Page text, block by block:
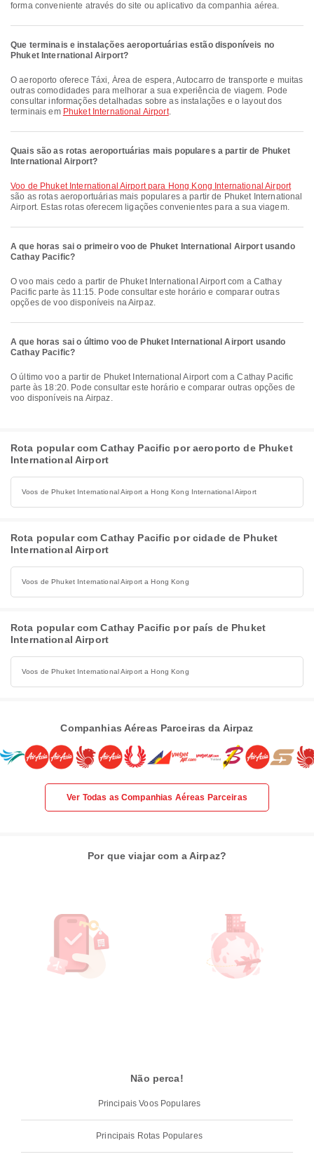
forma conveniente através do site ou aplicativo da companhia aérea.
Que terminais e instalações aeroportuárias estão disponíveis no
Phuket International Airport?
O aeroporto oferece Táxi, Área de espera, Autocarro de transporte e muitas
outras comodidades para melhorar a sua experiência de viagem. Pode
consultar informações detalhadas sobre as instalações e o layout dos
terminais em Phuket International Airport.
Quais são as rotas aeroportuárias mais populares a partir de Phuket
International Airport?
voo de Phuket International Airport para Hong Kong International Airport
são as rotas aeroportuárias mais populares a partir de Phuket International
Airport. Estas rotas oferecem ligações convenientes para a sua viagem.
A que horas sai o primeiro voo de Phuket International Airport usando
Cathay Pacific?
O voo mais cedo a partir de Phuket International Airport com a Cathay
Pacific parte às 11:15. Pode consultar este horário e comparar outras
opções de voo disponíveis na Airpaz.
A que horas sai o último voo de Phuket International Airport usando
Cathay Pacific?
O último voo a partir de Phuket International Airport com a Cathay Pacific
parte às 18:20. Pode consultar este horário e comparar outras opções de
voo disponíveis na Airpaz.
Rota popular com Cathay Pacific por aeroporto de Phuket
International Airport
Voos de Phuket International Airport a Hong Kong International Airport
Rota popular com Cathay Pacific por cidade de Phuket
International Airport
Voos de Phuket International Airport a Hong Kong
Rota popular com Cathay Pacific por país de Phuket
International Airport
Voos de Phuket International Airport a Hong Kong
Companhias Aéreas Parceiras da Airpaz
Ver Todas as Companhias Aéreas Parceiras
Por que viajar com a Airpaz?
Não perca!
Principais Voos Populares
Principais Rotas Populares